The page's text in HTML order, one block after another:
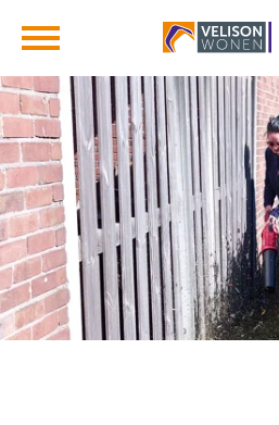
Naar hoofdinhoud
Naar hoofdnavigatiemenu
Naar zoeken
Naar de
Ga naar Hoofd